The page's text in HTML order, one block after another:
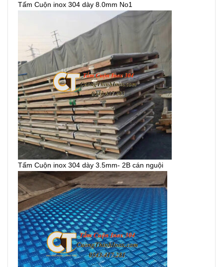
Tấm Cuộn inox 304 dày 8.0mm No1
Tấm Cuộn inox 304 dày 3.5mm- 2B cán nguội